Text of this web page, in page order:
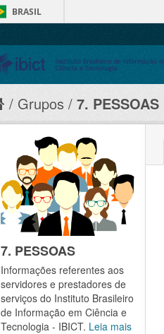
BRASIL
Grupos 7. PESSOAS
7. PESSOAS
Informações referentes aos
servidores e prestadores de
serviços do Instituto Brasileiro
de Informação em Ciência e
Tecnologia - IBICT. Leia mais